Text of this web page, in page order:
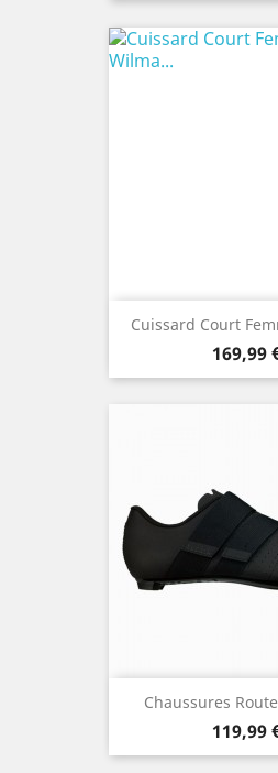
Cuissard Court
Prix
169,99
Chaussures
Prix
119,99